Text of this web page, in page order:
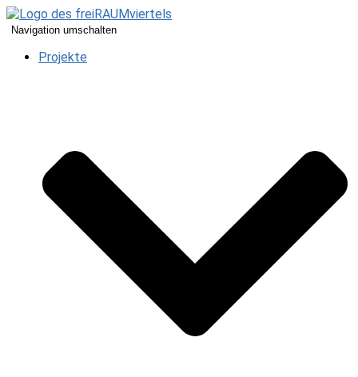
Navigation umschalten
Projekte